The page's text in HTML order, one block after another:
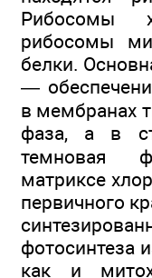
Рибосомы
рибосомы
белки.
—
в мембранах
фаза, а в
темновая
матриксе
первичного
фотосинтеза
как и